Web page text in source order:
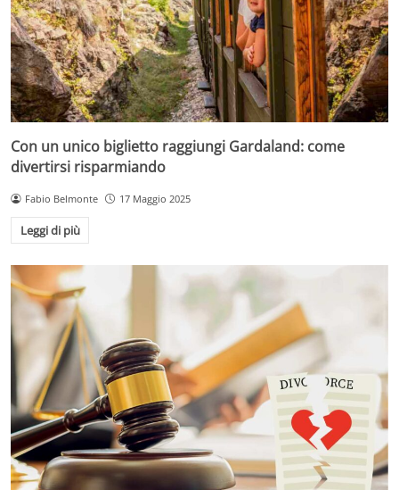
Con un unico biglietto raggiungi Gardaland: come
divertirsi risparmiando
Fabio Belmonte 17 Maggio 2025
Leggi di più